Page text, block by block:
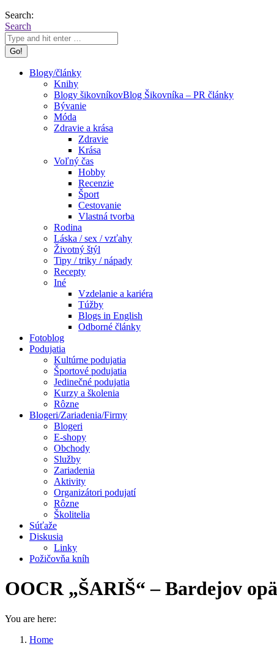
Search:
Search
Blogy/články
Knihy
Blogy šikovníkovBlog Šikovníka – PR články
Bývanie
Móda
Zdravie a krása
Zdravie
Krása
Voľný čas
Hobby
Recenzie
Šport
Cestovanie
Vlastná tvorba
Rodina
Láska / sex / vzťahy
Životný štýl
Tipy / triky / nápady
Recepty
Iné
Vzdelanie a kariéra
Túžby
Blogs in English
Odborné články
Fotoblog
Podujatia
Kultúrne podujatia
Športové podujatia
Jedinečné podujatia
Kurzy a školenia
Rôzne
Blogeri/Zariadenia/Firmy
Blogeri
E-shopy
Obchody
Služby
Zariadenia
Aktivity
Organizátori podujatí
Rôzne
Školitelia
Súťaže
Diskusia
Linky
Požičovňa kníh
OOCR „ŠARIŠ“ – Bardejov
You are here:
Home